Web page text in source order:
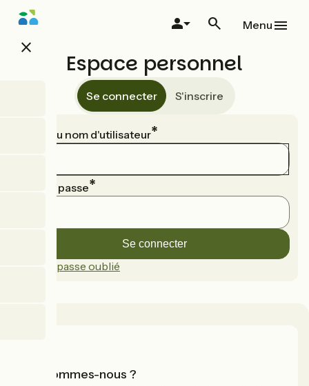
principal
close
Menu
Espace personnel
Se connecter S'inscrire
Email ou nom d'utilisateur
Mot de passe
Mot de passe oublié
Qui sommes-nous ?